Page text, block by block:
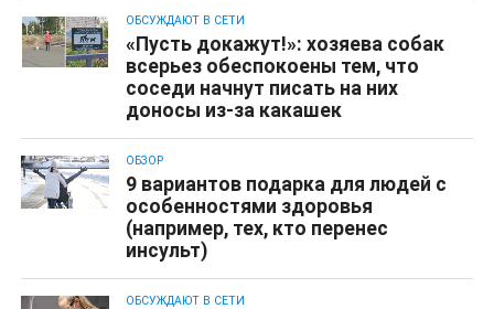
ОБСУЖДАЮТ В СЕТИ
«Пусть докажут!»: хозяева собак
всерьез обеспокоены тем, что
соседи начнут писать на них
доносы из-за какашек
ОБЗОР
9 вариантов подарка для людей с
особенностями здоровья
(например, тех, кто перенес
инсульт)
ОБСУЖДАЮТ В СЕТИ